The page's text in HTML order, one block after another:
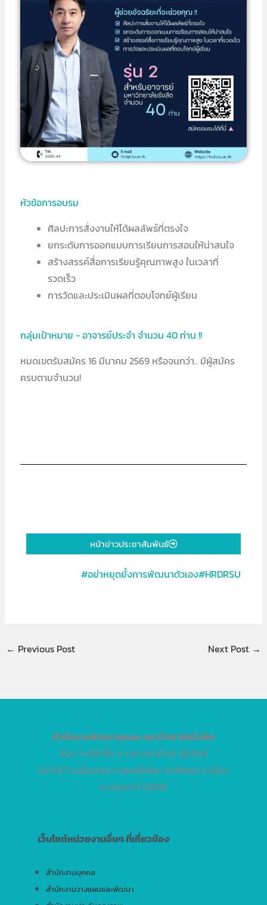
หัวข้อการอบรม
ศิลปะการสั่งงานให้ได้ผลลัพธ์ที่ตรงใจ
ยกระดับการออกแบบการเรียนการสอนให้น่าสนใจ
สร้างสรรค์สื่อการเรียนรู้คุณภาพสูง ในเวลาที่
รวดเร็ว
การวัดและประเมินผลที่ตอบโจทย์ผู้เรียน
กลุ่มเป้าหมาย - อาจารย์ประจำ จำนวน 40 ท่าน !!
หมดเขตรับสมัคร 16 มีนาคม 2569 หรือจนกว่า.. มีผู้สมัคร
ครบตามจำนวน!
หน้าข่าวประชาสัมพันธ์
#อย่าหยุดยั้งการพัฒนาตัวเอง#HRDRSU
← Previous Post Next Post →
สำนักงานพัฒนาบุคคล มหาวิทยาลัยรังสิต
ห้อง 1-401 ชั้น 4 อาคารอาทิตย์ อุไรรัตน์
52/347 ม.เมืองเอก ถ.พหลโยธิน ต.หลักหก อ.เมือง
จ.ปทุมธานี 12000
เว็บไซต์หน่วยงานอื่นๆ ที่เกี่ยวข้อง
สำนักงานบุคคล
สำนักงานวางแผนและพัฒนา